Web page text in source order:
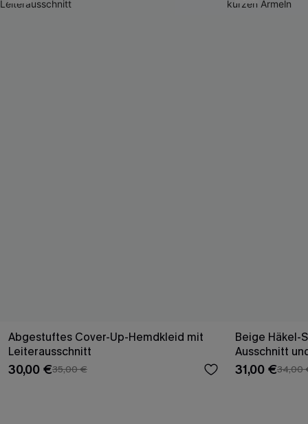
Abgestuftes Cover-Up-Hemdkleid mit
Leiterausschnitt
30,00 €35,00 €
Beige Häkel-
Ausschnitt
31,00 €34,00